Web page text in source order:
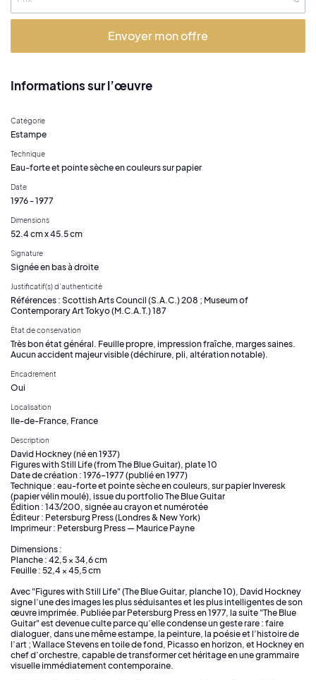
Envoyer mon offre
Informations sur l’œuvre
Catégorie
Estampe
Technique
Eau-forte et pointe sèche en couleurs sur papier
Date
1976 - 1977
Dimensions
52.4 cm x 45.5 cm
Signature
Signée en bas à droite
Justificatif(s) d’authenticité
Références : Scottish Arts Council (S.A.C.) 208 ; Museum of
Contemporary Art Tokyo (M.C.A.T.) 187
État de conservation
Très bon état général. Feuille propre, impression fraîche, marges saines.
Aucun accident majeur visible (déchirure, pli, altération notable).
Encadrement
Oui
Localisation
Ile-de-France, France
Description
David Hockney (né en 1937)
Figures with Still Life (from The Blue Guitar), plate 10
Date de création : 1976–1977 (publié en 1977)
Technique : eau-forte et pointe sèche en couleurs, sur papier Inveresk
(papier vélin moulé), issue du portfolio The Blue Guitar
Édition : 143/200, signée au crayon et numérotée
Éditeur : Petersburg Press (Londres & New York)
Imprimeur : Petersburg Press — Maurice Payne
Dimensions :
Planche : 42,5 × 34,6 cm
Feuille : 52,4 × 45,5 cm
Avec "Figures with Still Life" (The Blue Guitar, planche 10), David Hockney
signe l’une des images les plus séduisantes et les plus intelligentes de son
œuvre imprimée. Publiée par Petersburg Press en 1977, la suite "The Blue
Guitar" est devenue culte parce qu’elle condense un geste rare : faire
dialoguer, dans une même estampe, la peinture, la poésie et l’histoire de
l’art ; Wallace Stevens en toile de fond, Picasso en horizon, et Hockney en
chef d’orchestre, capable de transformer cet héritage en une grammaire
visuelle immédiatement contemporaine.